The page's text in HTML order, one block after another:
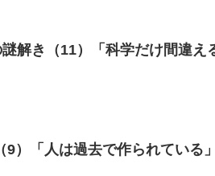
解き（11）「科学だけ間違え
9）「人は過去で作られている